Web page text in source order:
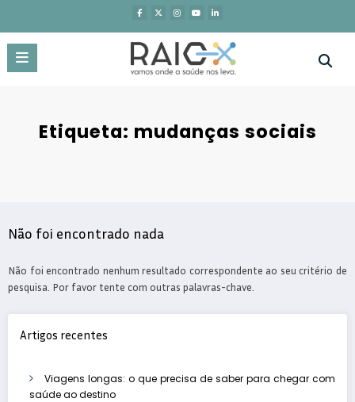
o
conteúdo
Etiqueta: mudanças sociais
Não foi encontrado nada
Não foi encontrado nenhum resultado correspondente ao seu critério de
pesquisa. Por favor tente com outras palavras-chave.
Artigos recentes
Viagens longas: o que precisa de saber para chegar com
saúde ao destino